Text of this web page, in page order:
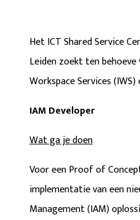
Het ICT Shared Service
Leiden zoekt ten
Workspace Services (IWS)
IAM Developer
Wat ga je doen
Voor een Proof of
implementatie van een
Management (IAM)